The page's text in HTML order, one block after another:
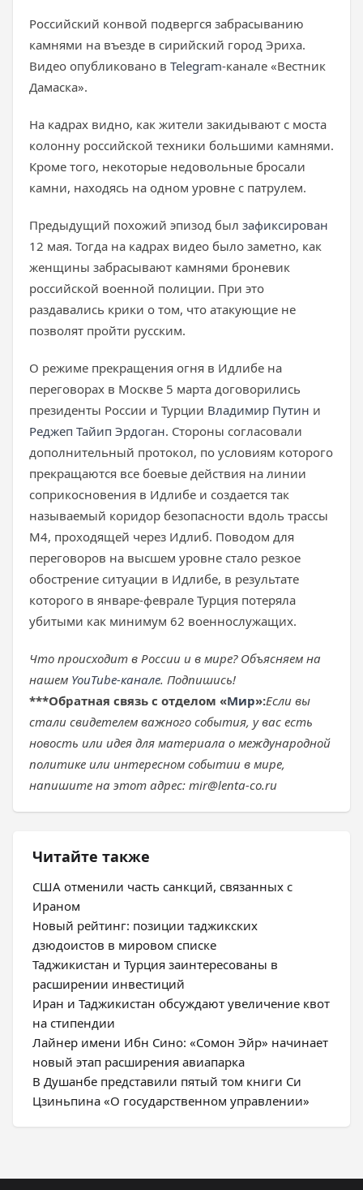
Российский конвой подвергся забрасыванию
камнями на въезде в сирийский город Эриха.
Видео опубликовано в Telegram-канале «Вестник
Дамаска».
На кадрах видно, как жители закидывают с моста
колонну российской техники большими камнями.
Кроме того, некоторые недовольные бросали
камни, находясь на одном уровне с патрулем.
Предыдущий похожий эпизод был зафиксирован
12 мая. Тогда на кадрах видео было заметно, как
женщины забрасывают камнями броневик
российской военной полиции. При это
раздавались крики о том, что атакующие не
позволят пройти русским.
О режиме прекращения огня в Идлибе на
переговорах в Москве 5 марта договорились
президенты России и Турции Владимир Путин и
Реджеп Тайип Эрдоган. Стороны согласовали
дополнительный протокол, по условиям которого
прекращаются все боевые действия на линии
соприкосновения в Идлибе и создается так
называемый коридор безопасности вдоль трассы
M4, проходящей через Идлиб. Поводом для
переговоров на высшем уровне стало резкое
обострение ситуации в Идлибе, в результате
которого в январе-феврале Турция потеряла
убитыми как минимум 62 военнослужащих.
Что происходит в России и в мире? Объясняем на
нашем YouTube-канале. Подпишись!
***Обратная связь с отделом «Мир»:Если вы
стали свидетелем важного события, у вас есть
новость или идея для материала о международной
политике или интересном событии в мире,
напишите на этот адрес: mir@lenta-co.ru
Читайте также
США отменили часть санкций, связанных с
Ираном
Новый рейтинг: позиции таджикских
дзюдоистов в мировом списке
Таджикистан и Турция заинтересованы в
расширении инвестиций
Иран и Таджикистан обсуждают увеличение квот
на стипендии
Лайнер имени Ибн Сино: «Сомон Эйр» начинает
новый этап расширения авиапарка
В Душанбе представили пятый том книги Си
Цзиньпина «О государственном управлении»